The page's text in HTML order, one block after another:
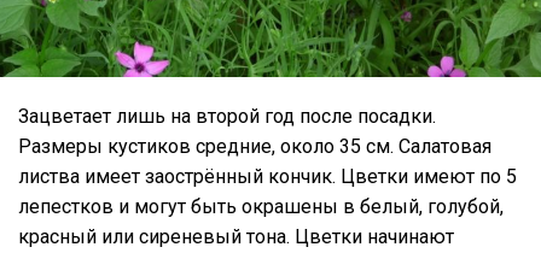
Зацветает лишь на второй год после посадки.
Размеры кустиков средние, около 35 см. Салатовая
листва имеет заострённый кончик. Цветки имеют по 5
лепестков и могут быть окрашены в белый, голубой,
красный или сиреневый тона. Цветки начинают